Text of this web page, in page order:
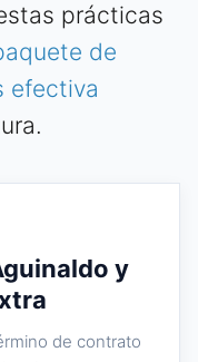
prácticas
de
efectiva
y
de contrato